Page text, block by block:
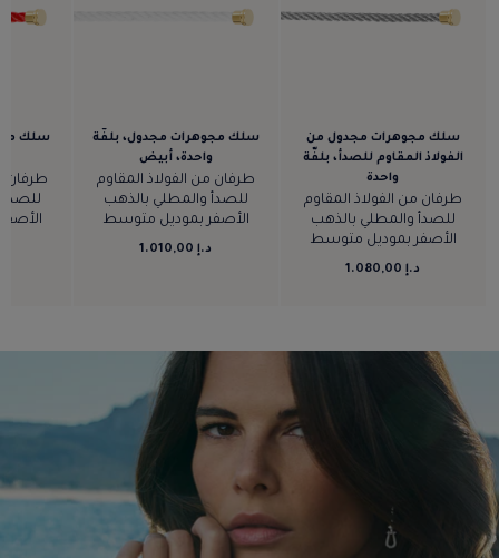
سلك مجوهرات مجدول من
الفولاذ المقاوم للصدأ، بلفّة
واحدة
طرفان من الفولاذ المقاوم
للصدأ والمطلي بالذهب
الأصفر بموديل متوسط
د.إ 1.080,00
سلك مجوهرات مجدول، بلفّة
واحدة، أبيض
طرفان من الفولاذ المقاوم
للصدأ والمطلي بالذهب
الأصفر بموديل متوسط
د.إ 1.010,00
سلك
طرفان